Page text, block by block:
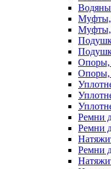
Муфты,
Муфты,
Опоры,
Опоры,
Ремни
Ремни
Ремни